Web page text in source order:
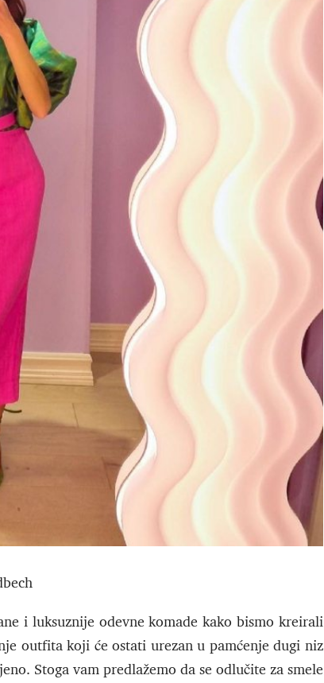
i luksuznije odevne komade kako bismo kreirali
outfita koji će ostati urezan u pamćenje dugi niz
Stoga vam predlažemo da se odlučite za smele